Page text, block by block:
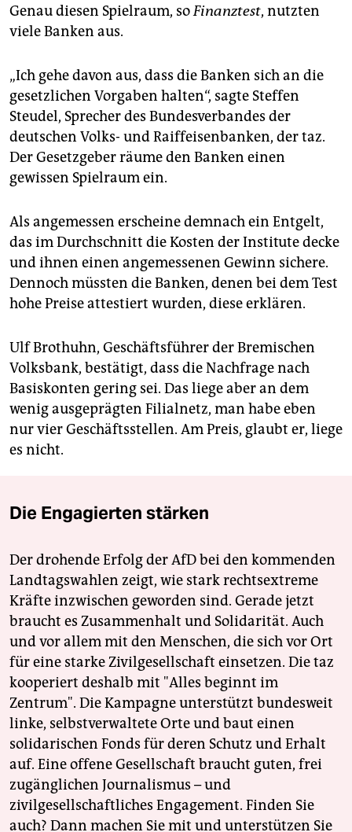
Genau diesen Spielraum, soFinanztest, nutzten
viele Banken aus.
„Ich gehe davon aus, dass die Banken sich an die
gesetzlichen Vorgaben halten“, sagte Steffen
Steudel, Sprecher des Bundesverbandes der
deutschen Volks- und Raiffeisenbanken, der taz.
Der Gesetzgeber räume den Banken einen
gewissen Spielraum ein.
Als angemessen erscheine demnach ein Entgelt,
das im Durchschnitt die Kosten der Institute decke
und ihnen einen angemessenen Gewinn sichere.
Dennoch müssten die Banken, denen bei dem Test
hohe Preise attestiert wurden, diese erklären.
Ulf Brothuhn, Geschäftsführer der Bremischen
Volksbank, bestätigt, dass die Nachfrage nach
Basiskonten gering sei. Das liege aber an dem
wenig ausgeprägten Filialnetz, man habe eben
nur vier Geschäftsstellen. Am Preis, glaubt er, liege
es nicht.
Die Engagierten stärken
Der drohende Erfolg der AfD bei den kommenden
Landtagswahlen zeigt, wie stark rechtsextreme
Kräfte inzwischen geworden sind. Gerade jetzt
braucht es Zusammenhalt und Solidarität. Auch
und vor allem mit den Menschen, die sich vor Ort
für eine starke Zivilgesellschaft einsetzen. Die taz
kooperiert deshalb mit "Alles beginnt im
Zentrum". Die Kampagne unterstützt bundesweit
linke, selbstverwaltete Orte und baut einen
solidarischen Fonds für deren Schutz und Erhalt
auf. Eine offene Gesellschaft braucht guten, frei
zugänglichen Journalismus – und
zivilgesellschaftliches Engagement. Finden Sie
auch? Dann machen Sie mit und unterstützen Sie